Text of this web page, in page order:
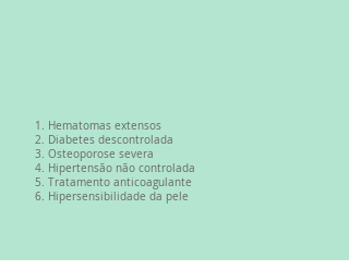
Hematomas extensos
Diabetes descontrolada
Osteoporose severa
Hipertensão não controlada
Tratamento anticoagulante
Hipersensibilidade da pele